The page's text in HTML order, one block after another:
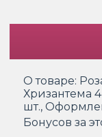
О товаре:
Хризантема
шт.,
Бонусов за